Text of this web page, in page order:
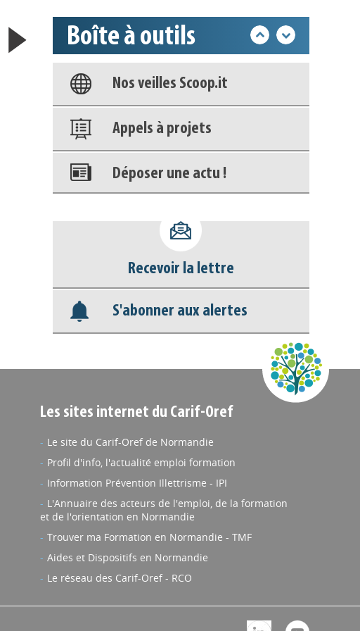
Boîte à outils
Base documentaire
Nos veilles Scoop.it
Appels à projets
Déposer une actu !
déconnecter)
Base documentaire
Nos veilles Scoop.it
Recevoir la lettre
S'abonner aux alertes
Les sites internet du Carif-Oref
Le site du Carif-Oref de Normandie
Profil d'info, l'actualité emploi formation
Information Prévention Illettrisme - IPI
L'Annuaire des acteurs de l'emploi, de la formation
et de l'orientation en Normandie
Trouver ma Formation en Normandie - TMF
Aides et Dispositifs en Normandie
Le réseau des Carif-Oref - RCO